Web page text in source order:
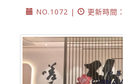
NO.1072 |
更新時間